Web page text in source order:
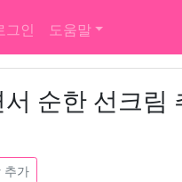
그인 도움말
순한 선크림
추가